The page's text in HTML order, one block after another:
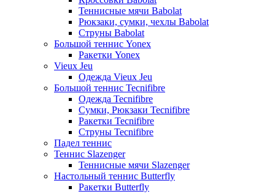
Теннисные мячи Babolat
Рюкзаки, сумки, чехлы Babolat
Струны Babolat
Большой теннис Yonex
Ракетки Yonex
Vieux Jeu
Одежда Vieux Jeu
Большой теннис Tecnifibre
Одежда Tecnifibre
Сумки, Рюкзаки Tecnifibre
Ракетки Tecnifibre
Струны Tecnifibre
Падел теннис
Теннис Slazenger
Теннисные мячи Slazenger
Настольный теннис Butterfly
Ракетки Butterfly